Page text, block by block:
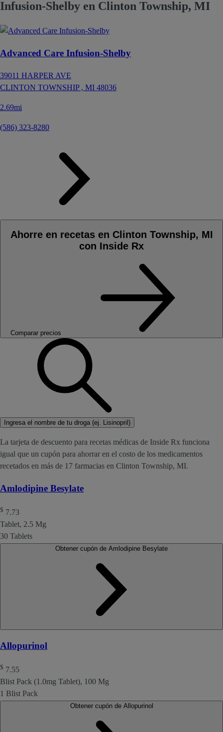
Infusion-Shelby en Clinton Township, MI
Advanced Care Infusion-Shelby
39011 HARPER AVE
CLINTON TOWNSHIP , MI 48036
2.69mi
(586) 323-8280
Ahorre en recetas en Clinton Township, MI
con Inside Rx
Comparar precios
Ingresa el nombre de tu droga (ej. Lisinopril)
La tarjeta de descuento para recetas médicas de Inside Rx funciona
igual que un cupón para ahorrar en el costo de los medicamentos
recetados en más de 17 farmacias en Clinton Township, MI.
Amlodipine Besylate
$ 7.73
Tablet, 2.5 Mg
30 Tablets
Allopurinol
$ 7.55
Blist Pack (1.0mg Tablet), 100 Mg
1 Blist Pack